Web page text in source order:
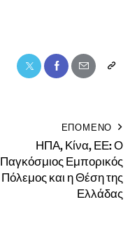
ΕΠΟΜΕΝΟ
ΗΠΑ, Κίνα, ΕΕ: Ο
Παγκόσμιος Εμπορικός
Πόλεμος και η Θέση της
Ελλάδας